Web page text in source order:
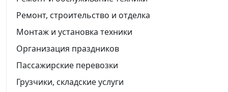
Ремонт, строительство и отделка
Монтаж и установка техники
Организация праздников
Пассажирские перевозки
Грузчики, складские услуги